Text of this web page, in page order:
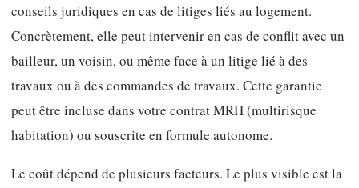
conseils juridiques en cas de litiges liés au logement.
Concrètement, elle peut intervenir en cas de conflit avec un
bailleur, un voisin, ou même face à un litige lié à des
travaux ou à des commandes de travaux. Cette garantie
peut être incluse dans votre contrat MRH (multirisque
habitation) ou souscrite en formule autonome.
Le coût dépend de plusieurs facteurs. Le plus visible est la